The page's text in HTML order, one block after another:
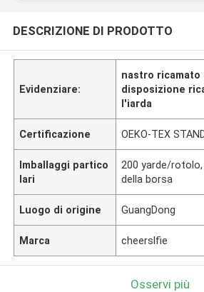
DESCRIZIONE DI PRODOTTO
Evidenziare:
nastro ricamato
disposizione
l'iarda
Certificazione OEKO-TEX
Imballaggi partico
lari
200 yarde/
della borsa
Luogo di origine GuangDong
Marca cheerslfie
Osservi più